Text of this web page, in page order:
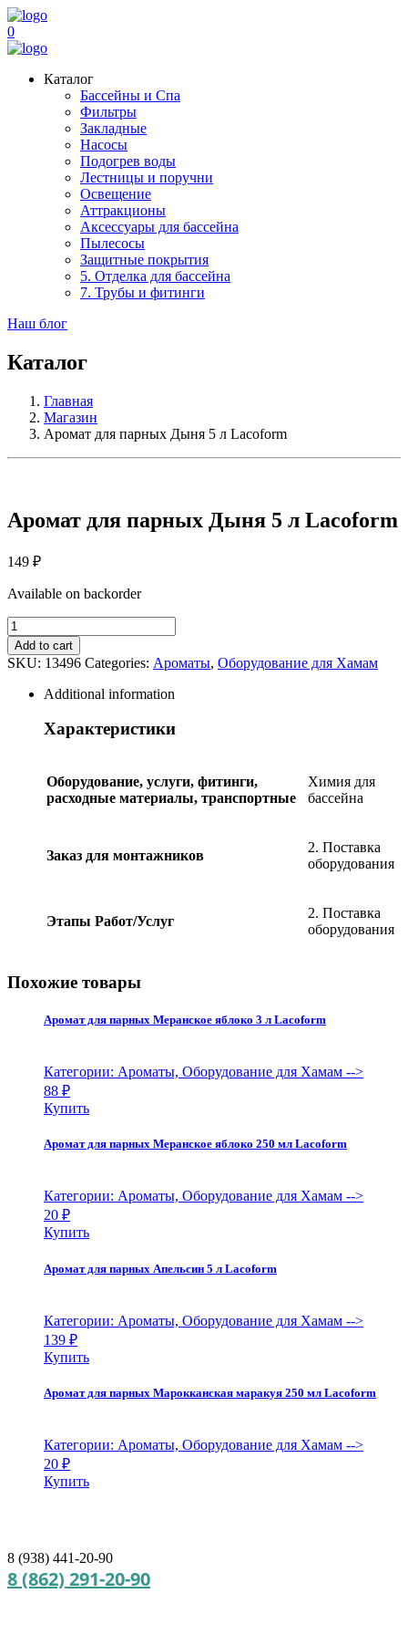
0
Каталог
Бассейны и Спа
Фильтры
Закладные
Насосы
Подогрев воды
Лестницы и поручни
Освещение
Аттракционы
Аксессуары для бассейна
Пылесосы
Защитные покрытия
5. Отделка для бассейна
7. Трубы и фитинги
Наш блог
Каталог
Главная
Магазин
Аромат для парных Дыня 5 л Lacoform
Аромат для парных Дыня 5 л Lacoform
149 ₽
Available on backorder
Аромат
для
парных
Дыня
Lacoform
quantity
Add to cart
SKU: 13496 Categories: Ароматы, Оборудование для Хамам
Additional information
Характеристики
Оборудование, услуги, фитинги,
расходные материалы, транспортные
Химия для
бассейна
Заказ для монтажников
2. Поставка
оборудования
Этапы Работ/Услуг
2. Поставка
оборудования
Похожие товары
Аромат для парных Меранское яблоко 3 л Lacoform
Категории: Ароматы, Оборудование для Хамам -->
88 ₽
Купить
Аромат для парных Меранское яблоко 250 мл Lacoform
Категории: Ароматы, Оборудование для Хамам -->
20 ₽
Купить
Аромат для парных Апельсин 5 л Lacoform
Категории: Ароматы, Оборудование для Хамам -->
139 ₽
Купить
Аромат для парных Марокканская маракуя 250 мл Lacoform
Категории: Ароматы, Оборудование для Хамам -->
20 ₽
Купить
8 (938) 441-20-90
8 (862) 291-20-90